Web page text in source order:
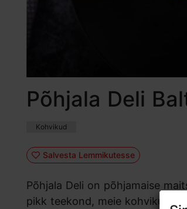
Põhjala Deli
Kohvikud
Salvesta Lemmikutesse
Põhjala Deli on põhjamaise
pikk teekond, meie kohvikud